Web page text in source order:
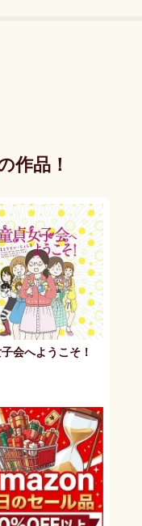
作品！
会へようこそ！